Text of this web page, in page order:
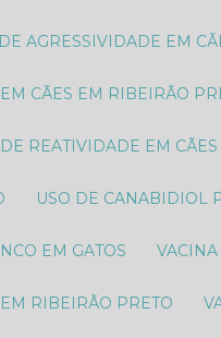
DE AGRESSIVIDADE EM
CÃES EM RIBEIRÃO
DE REATIVIDADE EM CÃES
USO DE CANABIDIOL
EM GATOS
RIBEIRÃO PRETO